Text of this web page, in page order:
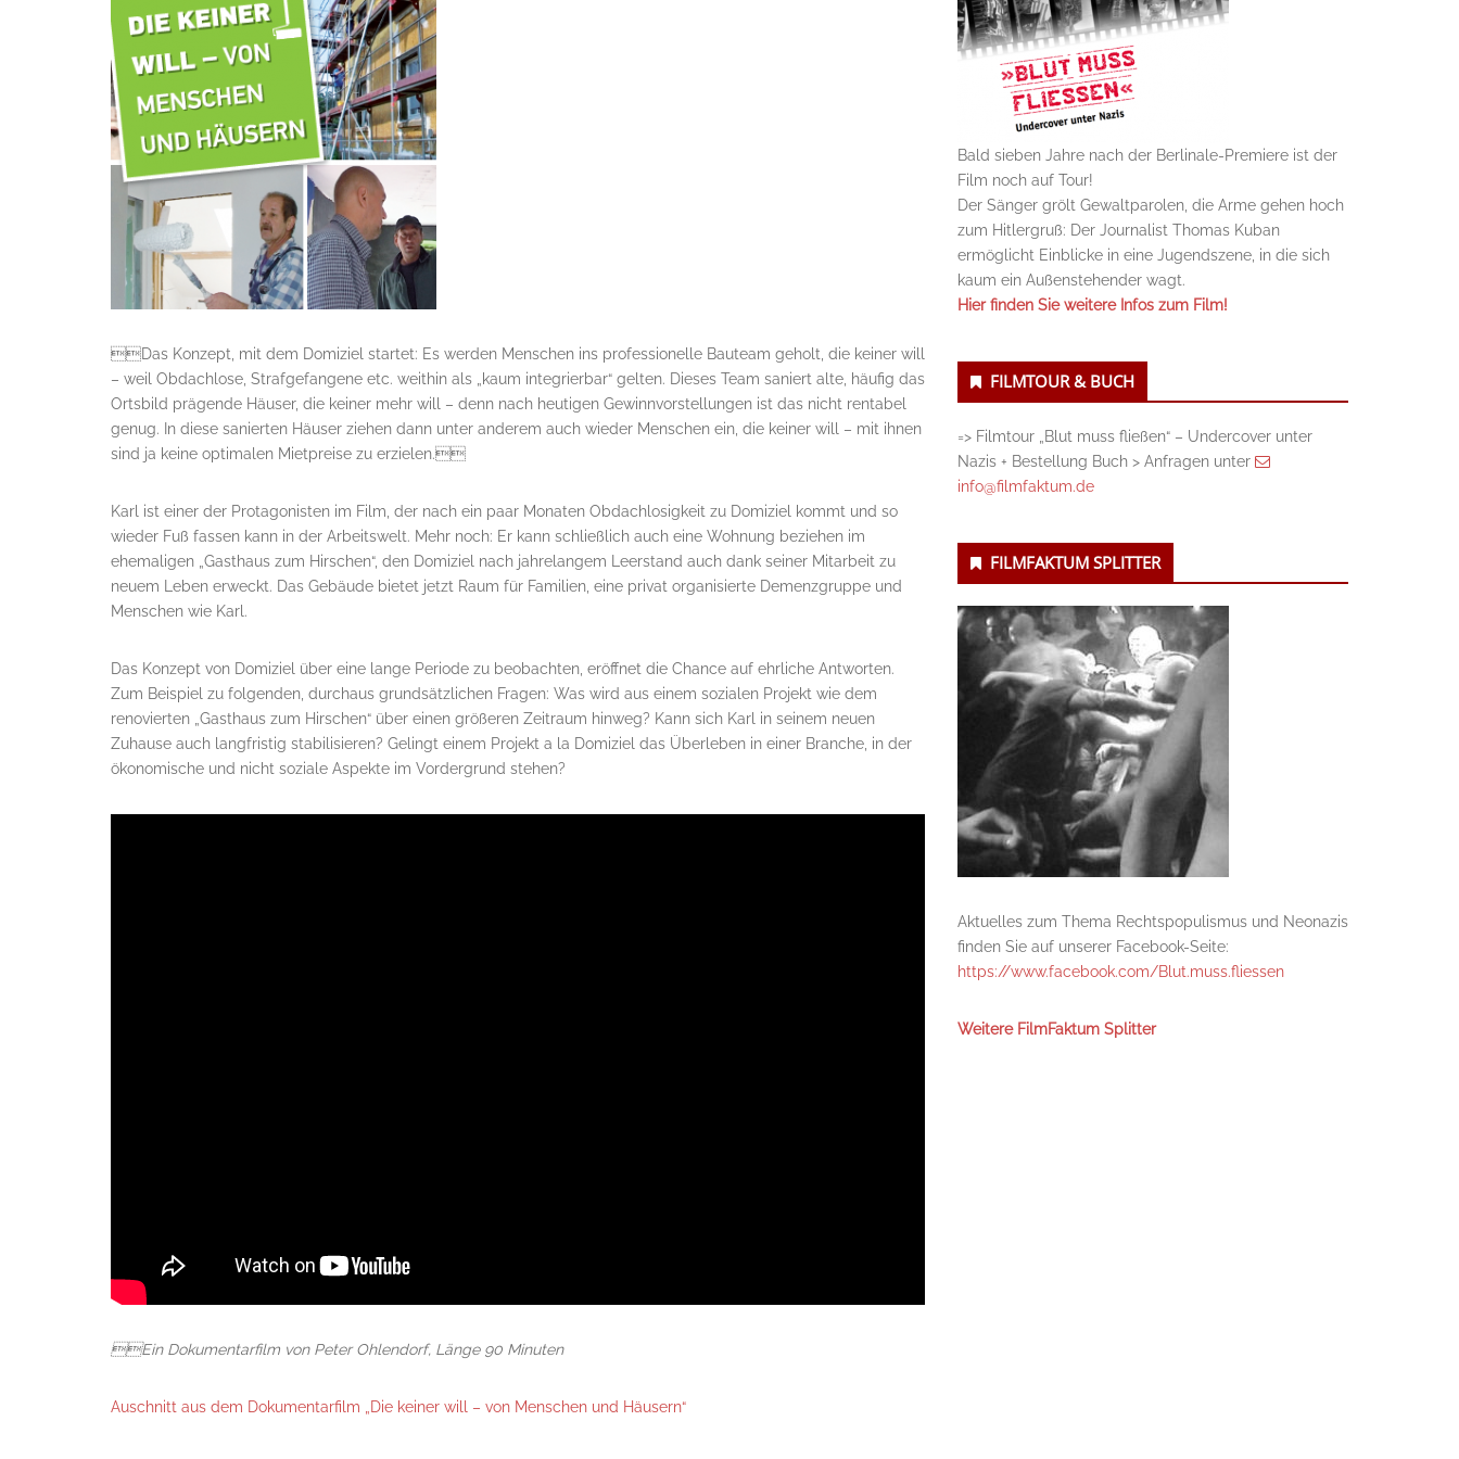
Das Konzept, mit dem Domiziel startet: Es werden Menschen ins professionelle Bauteam geholt, die keiner will
– weil Obdachlose, Strafgefangene etc. weithin als „kaum integrierbar“ gelten. Dieses Team saniert alte, häufig das
Ortsbild prägende Häuser, die keiner mehr will – denn nach heutigen Gewinnvorstellungen ist das nicht rentabel
genug. In diese sanierten Häuser ziehen dann unter anderem auch wieder Menschen ein, die keiner will – mit ihnen
sind ja keine optimalen Mietpreise zu erzielen.
Karl ist einer der Protagonisten im Film, der nach ein paar Monaten Obdachlosigkeit zu Domiziel kommt und so
wieder Fuß fassen kann in der Arbeitswelt. Mehr noch: Er kann schließlich auch eine Wohnung beziehen im
ehemaligen „Gasthaus zum Hirschen“, den Domiziel nach jahrelangem Leerstand auch dank seiner Mitarbeit zu
neuem Leben erweckt. Das Gebäude bietet jetzt Raum für Familien, eine privat organisierte Demenzgruppe und
Menschen wie Karl.
Das Konzept von Domiziel über eine lange Periode zu beobachten, eröffnet die Chance auf ehrliche Antworten.
Zum Beispiel zu folgenden, durchaus grundsätzlichen Fragen: Was wird aus einem sozialen Projekt wie dem
renovierten „Gasthaus zum Hirschen“ über einen größeren Zeitraum hinweg? Kann sich Karl in seinem neuen
Zuhause auch langfristig stabilisieren? Gelingt einem Projekt a la Domiziel das Überleben in einer Branche, in der
ökonomische und nicht soziale Aspekte im Vordergrund stehen?
Ein Dokumentarfilm von Peter Ohlendorf, Länge 90 Minuten
Auschnitt aus dem Dokumentarfilm „Die keiner will – von Menschen und Häusern“
Bald sieben Jahre nach der Berlinale-Premiere ist der
Film noch auf Tour!
Der Sänger grölt Gewaltparolen, die Arme gehen hoch
zum Hitlergruß: Der Journalist Thomas Kuban
ermöglicht Einblicke in eine Jugendszene, in die sich
kaum ein Außenstehender wagt.
Hier finden Sie weitere Infos zum Film!
FILMTOUR & BUCH
=> Filmtour „Blut muss fließen“ – Undercover unter
Nazis + Bestellung Buch > Anfragen unter
info@filmfaktum.de
FILMFAKTUM SPLITTER
Aktuelles zum Thema Rechtspopulismus und Neonazis
finden Sie auf unserer Facebook-Seite:
https://www.facebook.com/Blut.muss.fliessen
Weitere FilmFaktum Splitter